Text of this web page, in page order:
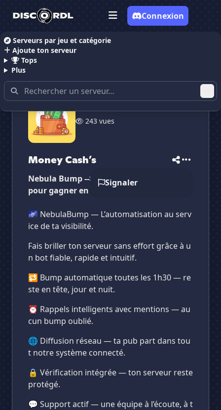
Serveurs par jeu et catégorie
Ajoute ton serveur
Tops
Plus
Connexion
Accueil Serveurs Discord Inclassable
243 vues
Money Cash’s
Signaler
Nebula Bump --> Bot interpub de bump
pour gagner en visibilité !
🌌 NebulaBump — L’automatisation au serv
ice de ta visibilité.
Fais briller ton serveur sans effort grâce à u
n bot fiable, rapide et intuitif.
🔁 Bump automatique toutes les 1h30 — re
ste en tête, jour et nuit.
⏰ Rappels intelligents avec mentions — au
cun bump oublié.
🌐 Diffusion réseau — ta pub part dans tou
t notre système connecté.
🔒 Vérification intégrée — ton serveur reste
protégé.
💬 Support actif — une équipe à l’écoute, à t
Vote pour
serveur ?
Supprimer